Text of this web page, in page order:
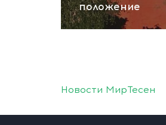
положение
Новости МирТесен